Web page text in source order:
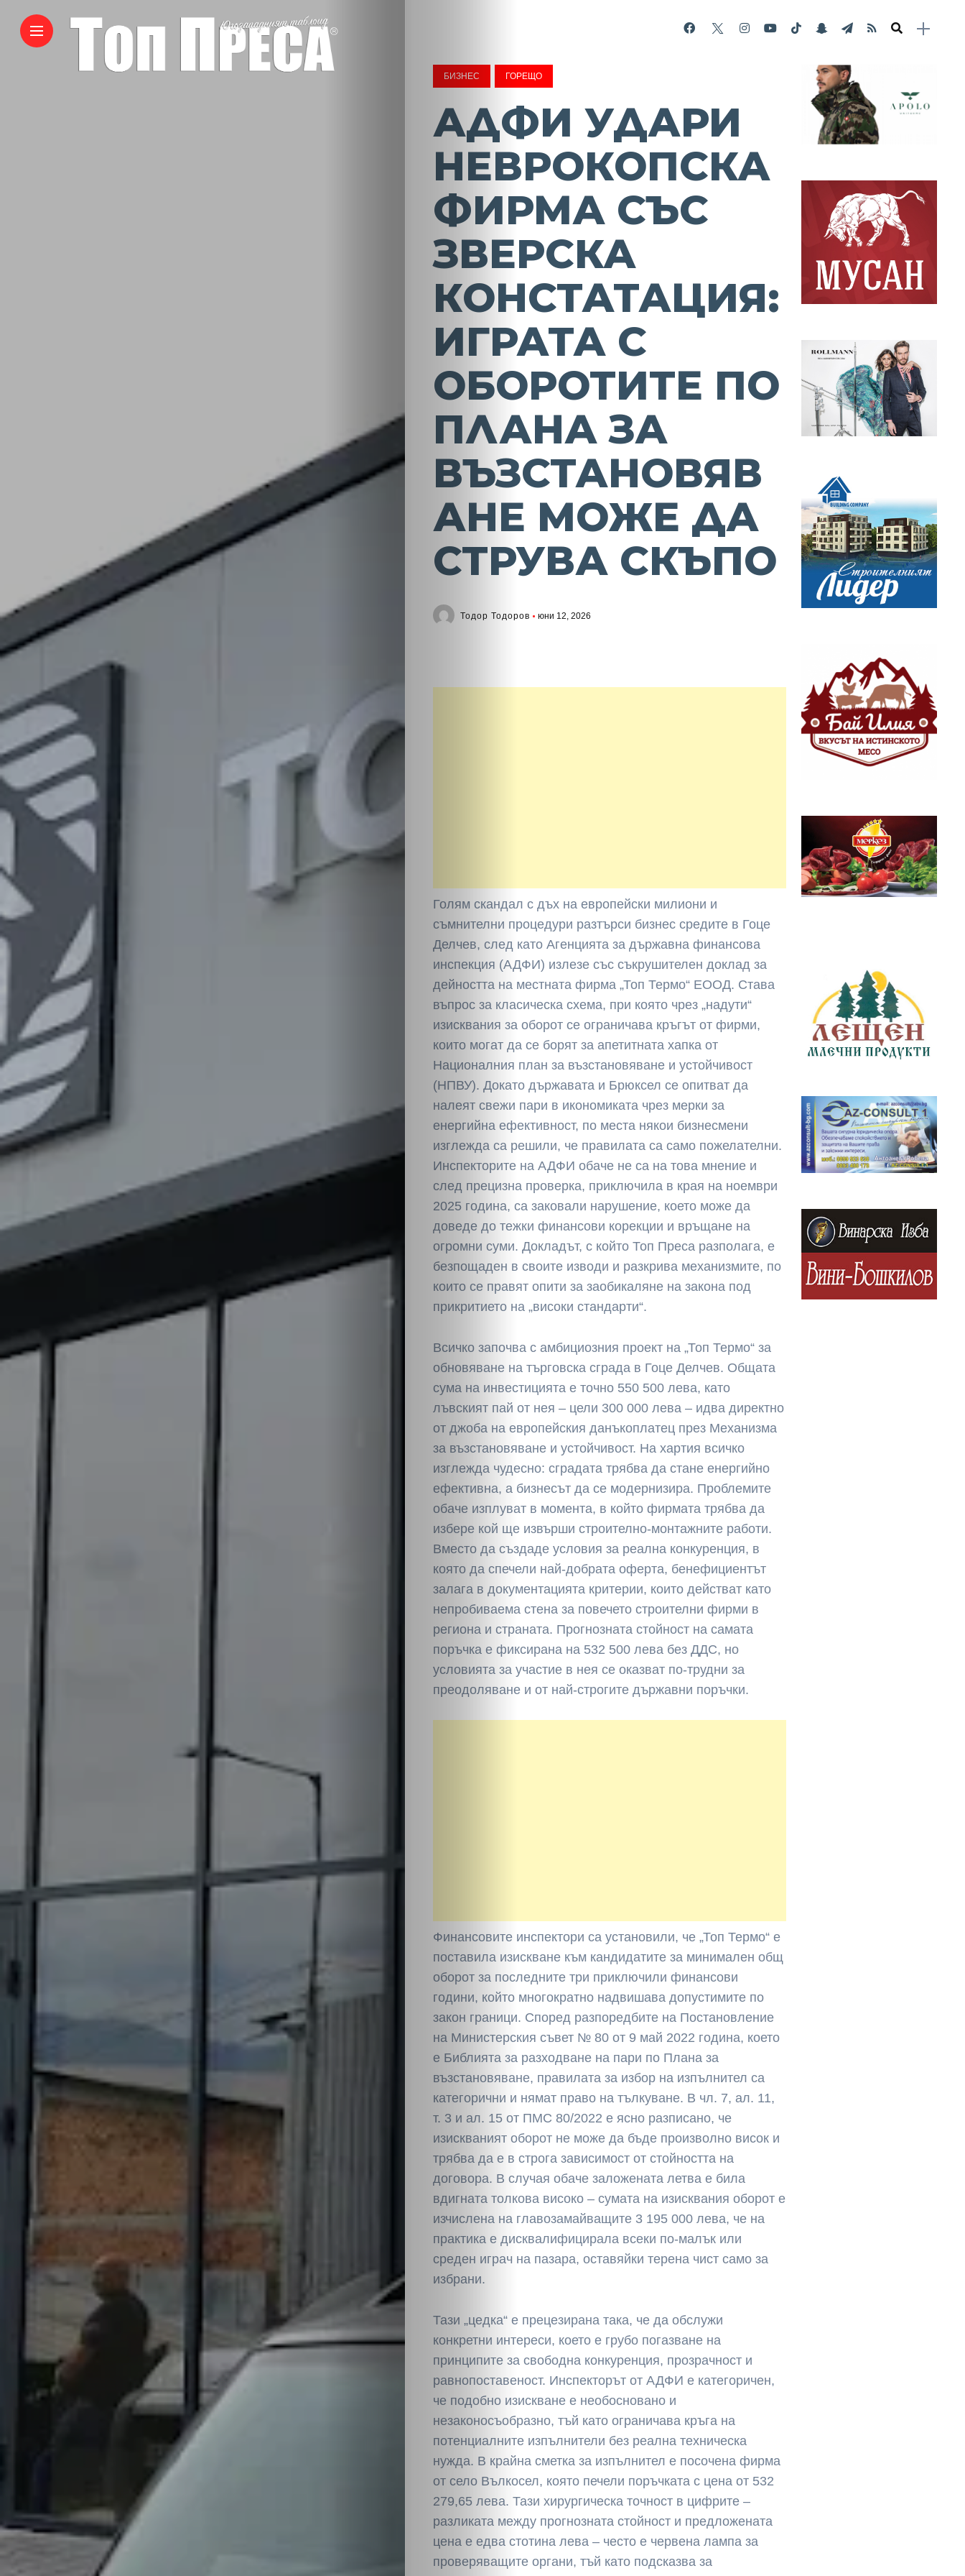
НАЧАЛО
Политика
Разследване
Спорт
Скандали
Култура
Светско
Крими
Малки
БИЗНЕС ГОРЕЩО
АДФИ УДАРИ
НЕВРОКОПСКА
ФИРМА СЪС
ЗВЕРСКА
КОНСТАТАЦИЯ:
ИГРАТА С
ОБОРОТИТЕ ПО
ПЛАНА ЗА
ВЪЗСТАНОВЯВ
АНЕ МОЖЕ ДА
СТРУВА СКЪПО
Тодор Тодоров юни 12, 2026
Голям скандал с дъх на европейски милиони и
съмнителни процедури разтърси бизнес средите в Гоце
Делчев, след като Агенцията за държавна финансова
инспекция (АДФИ) излезе със съкрушителен доклад за
дейността на местната фирма „Топ Термо“ ЕООД. Става
въпрос за класическа схема, при която чрез „надути“
изисквания за оборот се ограничава кръгът от фирми,
които могат да се борят за апетитната хапка от
Националния план за възстановяване и устойчивост
(НПВУ). Докато държавата и Брюксел се опитват да
налеят свежи пари в икономиката чрез мерки за
енергийна ефективност, по места някои бизнесмени
изглежда са решили, че правилата са само пожелателни.
Инспекторите на АДФИ обаче не са на това мнение и
след прецизна проверка, приключила в края на ноември
2025 година, са заковали нарушение, което може да
доведе до тежки финансови корекции и връщане на
огромни суми. Докладът, с който Топ Преса разполага, е
безпощаден в своите изводи и разкрива механизмите, по
които се правят опити за заобикаляне на закона под
прикритието на „високи стандарти“.
Всичко започва с амбициозния проект на „Топ Термо“ за
обновяване на търговска сграда в Гоце Делчев. Общата
сума на инвестицията е точно 550 500 лева, като
лъвският пай от нея – цели 300 000 лева – идва директно
от джоба на европейския данъкоплатец през Механизма
за възстановяване и устойчивост. На хартия всичко
изглежда чудесно: сградата трябва да стане енергийно
ефективна, а бизнесът да се модернизира. Проблемите
обаче изплуват в момента, в който фирмата трябва да
избере кой ще извърши строително-монтажните работи.
Вместо да създаде условия за реална конкуренция, в
която да спечели най-добрата оферта, бенефициентът
залага в документацията критерии, които действат като
непробиваема стена за повечето строителни фирми в
региона и страната. Прогнозната стойност на самата
поръчка е фиксирана на 532 500 лева без ДДС, но
условията за участие в нея се оказват по-трудни за
преодоляване и от най-строгите държавни поръчки.
Финансовите инспектори са установили, че „Топ Термо“ е
поставила изискване към кандидатите за минимален общ
оборот за последните три приключили финансови
години, който многократно надвишава допустимите по
закон граници. Според разпоредбите на Постановление
на Министерския съвет № 80 от 9 май 2022 година, което
е Библията за разходване на пари по Плана за
възстановяване, правилата за избор на изпълнител са
категорични и нямат право на тълкуване. В чл. 7, ал. 11,
т. 3 и ал. 15 от ПМС 80/2022 е ясно разписано, че
изискваният оборот не може да бъде произволно висок и
трябва да е в строга зависимост от стойността на
договора. В случая обаче заложената летва е била
вдигната толкова високо – сумата на изисквания оборот е
изчислена на главозамайващите 3 195 000 лева, че на
практика е дисквалифицирала всеки по-малък или
среден играч на пазара, оставяйки терена чист само за
избрани.
Тази „цедка“ е прецезирана така, че да обслужи
конкретни интереси, което е грубо погазване на
принципите за свободна конкуренция, прозрачност и
равнопоставеност. Инспекторът от АДФИ е категоричен,
че подобно изискване е необосновано и
незаконосъобразно, тъй като ограничава кръга на
потенциалните изпълнители без реална техническа
нужда. В крайна сметка за изпълнител е посочена фирма
от село Вълкосел, която печели поръчката с цена от 532
279,65 лева. Тази хирургическа точност в цифрите –
разликата между прогнозната стойност и предложената
цена е едва стотина лева – често е червена лампа за
проверяващите органи, тъй като подсказва за